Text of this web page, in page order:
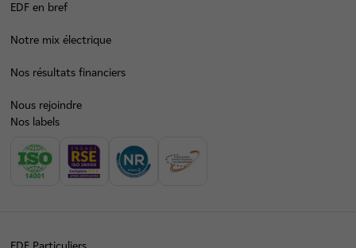
EDF en bref
Notre mix électrique
Nos résultats financiers
Nous rejoindre
Nos labels